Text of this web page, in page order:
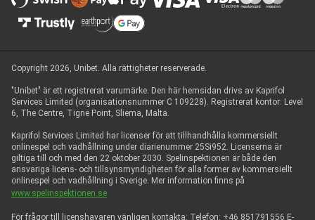
Copyright 2026, Unibet. Alla rättigheter reserverade.
"Unibet" är ett registrerat varumärke. Den här hemsidan drivs av Kaprifol
Services Limited (organisationsnummer C 109228). Registrerat kontor: Level
6, The Centre, Tigne Point, Sliema, Malta.
Kaprifol Services Limited har licenser för att tillhandhålla kommersiellt
onlinespel och vadhållning under diarienummer 25Si952. Licenserna är
giltiga till och med den 22 oktober 2030. Spelinspektionen är både den
ansvariga licens- och tillsynsmyndigheten för alla former av kommersiellt
onlinespel och vadhållning i Sverige. Mer information finns på
www.spelinspektionen.se
För frågor till licenshavaren vänligen kontakta: Telefon: +46 851791556 E-